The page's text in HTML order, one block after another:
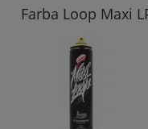
Farba Loop Maxi